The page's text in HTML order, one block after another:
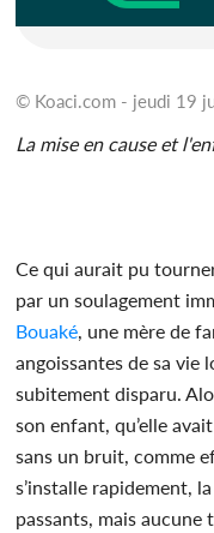
© Koaci.com - jeudi 19
La mise en cause et
Ce qui aurait pu
par un soulagement
Bouaké , une mère de
angoissantes de sa vie
subitement disparu.
son enfant, qu’elle
sans un bruit, comme
s’installe rapidement,
passants, mais aucune